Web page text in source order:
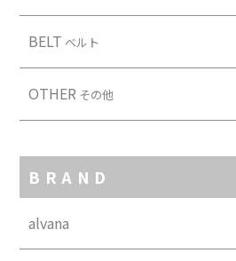
BELT ベルト
OTHER その他
BRAND
alvana